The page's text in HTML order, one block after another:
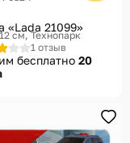
«Lada 21099»
см Технопарк
1 отзыв
бесплатно 20